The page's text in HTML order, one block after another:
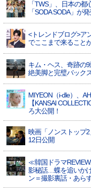
「TWS」、日本の
「SODA SODA」が
<トレンドブログ>ア
でここまで来ること
キム・ヘス、奇跡の
絶美脚と完璧バック
MIYEON（i-dle）、​
【KANSAI
ろ大公開！
映画「ノンストップ
12日公開
≪韓国ドラマ
影秘話…蝶を追いか
ン＝撮影裏話・あら